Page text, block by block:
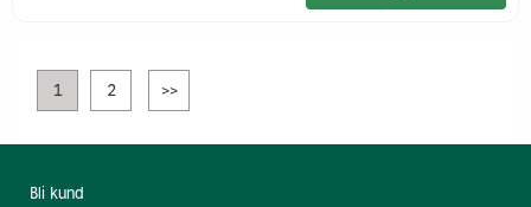
1 2 >>
Bli kund